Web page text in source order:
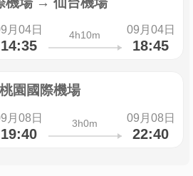
月04日
14:35
4h10m 09月04日
18:45
桃園國際機場
月08日
19:40
3h0m 09月08日
22:40